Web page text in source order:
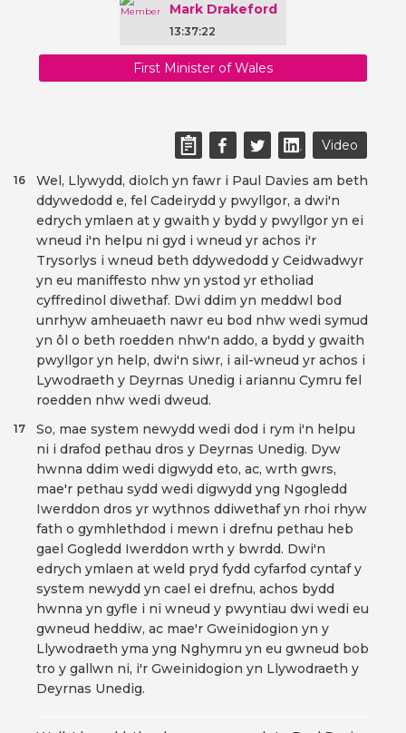
Mark Drakeford
13:37:22
First Minister of Wales
Video
Wel, Llywydd, diolch yn fawr i Paul Davies am beth
ddywedodd e, fel Cadeirydd y pwyllgor, a dwi'n
edrych ymlaen at y gwaith y bydd y pwyllgor yn ei
wneud i'n helpu ni gyd i wneud yr achos i'r
Trysorlys i wneud beth ddywedodd y Ceidwadwyr
yn eu maniffesto nhw yn ystod yr etholiad
cyffredinol diwethaf. Dwi ddim yn meddwl bod
unrhyw amheuaeth nawr eu bod nhw wedi symud
yn ôl o beth roedden nhw'n addo, a bydd y gwaith
pwyllgor yn help, dwi'n siwr, i ail-wneud yr achos i
Lywodraeth y Deyrnas Unedig i ariannu Cymru fel
roedden nhw wedi dweud.
16
So, mae system newydd wedi dod i rym i'n helpu
ni i drafod pethau dros y Deyrnas Unedig. Dyw
hwnna ddim wedi digwydd eto, ac, wrth gwrs,
mae'r pethau sydd wedi digwydd yng Ngogledd
Iwerddon dros yr wythnos ddiwethaf yn rhoi rhyw
fath o gymhlethdod i mewn i drefnu pethau heb
gael Gogledd Iwerddon wrth y bwrdd. Dwi'n
edrych ymlaen at weld pryd fydd cyfarfod cyntaf y
system newydd yn cael ei drefnu, achos bydd
hwnna yn gyfle i ni wneud y pwyntiau dwi wedi eu
gwneud heddiw, ac mae'r Gweinidogion yn y
Llywodraeth yma yng Nghymru yn eu gwneud bob
tro y gallwn ni, i'r Gweinidogion yn Llywodraeth y
Deyrnas Unedig.
17